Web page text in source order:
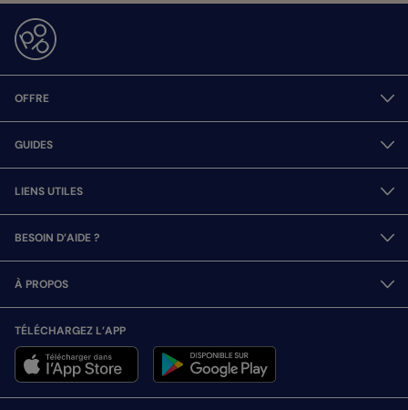
OFFRE
GUIDES
LIENS UTILES
BESOIN D’AIDE ?
À PROPOS
TÉLÉCHARGEZ L’APP